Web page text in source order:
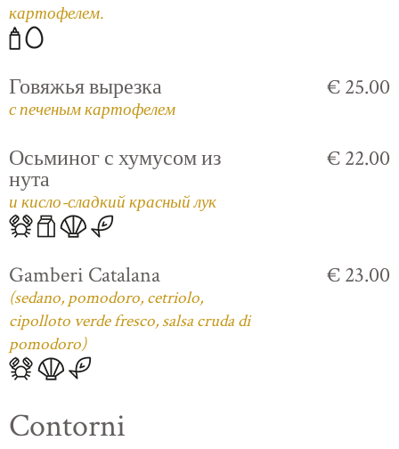
картофелем.
Говяжья вырезка
с печеным картофелем
€ 25.00
Осьминог с хумусом из
нута
и кисло-сладкий красный лук
€ 22.00
Gamberi Catalana
(sedano, pomodoro, cetriolo,
cipolloto verde fresco, salsa cruda di
pomodoro)
€ 23.00
Contorni